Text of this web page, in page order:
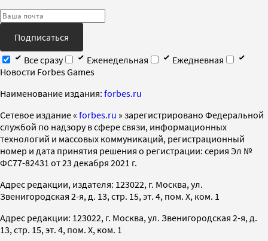
Подписаться
Все сразу
Еженедельная
Ежедневная
Новости Forbes Games
Наименование издания: forbes.ru
Cетевое издание « forbes.ru » зарегистрировано Федеральной
службой по надзору в сфере связи, информационных
технологий и массовых коммуникаций, регистрационный
номер и дата принятия решения о регистрации: серия Эл №
ФС77-82431 от 23 декабря 2021 г.
Адрес редакции, издателя: 123022, г. Москва, ул.
Звенигородская 2-я, д. 13, стр. 15, эт. 4, пом. X, ком. 1
Адрес редакции: 123022, г. Москва, ул. Звенигородская 2-я, д.
13, стр. 15, эт. 4, пом. X, ком. 1